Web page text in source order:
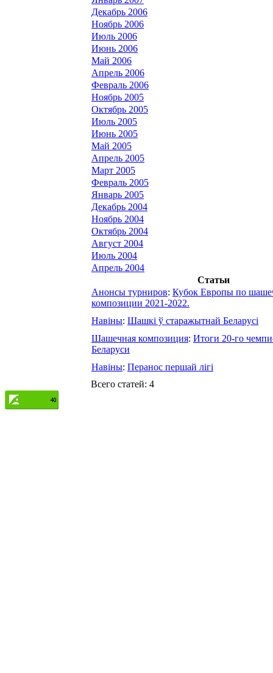
Декабрь 2006
Ноябрь 2006
Июль 2006
Июнь 2006
Май 2006
Апрель 2006
Февраль 2006
Ноябрь 2005
Октябрь 2005
Июль 2005
Июнь 2005
Май 2005
Апрель 2005
Март 2005
Февраль 2005
Январь 2005
Декабрь 2004
Ноябрь 2004
Октябрь 2004
Август 2004
Июль 2004
Апрель 2004
Статьи
Анонсы турниров: Кубок Европы по
композиции 2021-2022.
Навіны: Шашкі ў старажытнай Беларусі
Шашечная композиция: Итоги 20-го
Беларуси
Навіны: Перанос першай лігі
Всего статей: 4